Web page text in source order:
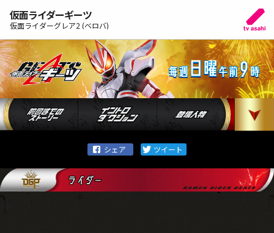
仮面ライダーギーツ
仮面ライダーグレア2 (ベロバ)